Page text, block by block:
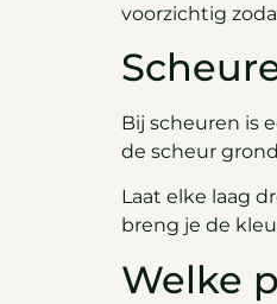
voorzichtig
Bij scheuren is
de scheur
Laat elke laag
breng je de
Welke